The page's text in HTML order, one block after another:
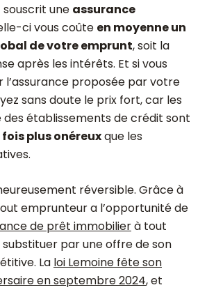
une assurance
ci vous coûte en moyenne un
de votre emprunt, soit la
après les intérêts. Et si vous
proposée par votre
sans doute le prix fort, car les
établissements de crédit sont
plus onéreuxque les
réversible. Grâce à
emprunteur a l’opportunité de
de prêt immobilierà tout
par une offre de son
La loi Lemoine fête son
en septembre 2024, et